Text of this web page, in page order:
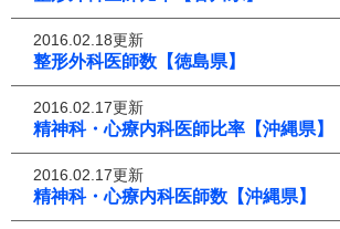
2016.02.18更新
整形外科医師数【徳島県】
2016.02.17更新
精神科・心療内科医師比率【沖縄県】
2016.02.17更新
精神科・心療内科医師数【沖縄県】